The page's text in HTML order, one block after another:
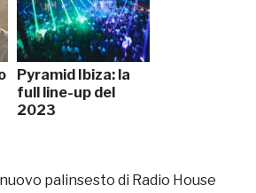
Pyramid Ibiza: la
full line-up del
2023
nuovo palinsesto di Radio House